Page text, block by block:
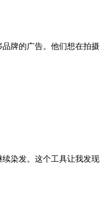
牌的广告。他们想在拍摄
染发。这个工具让我发现